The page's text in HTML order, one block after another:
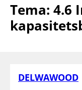
Tema: 4.6
DELWAWOOD